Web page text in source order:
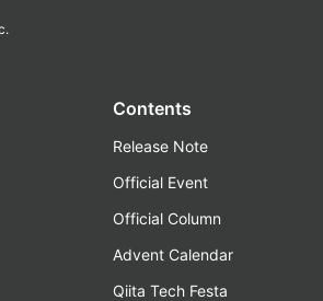
Contents
Release Note
Official Event
Official Column
Advent Calendar
Qiita Tech Festa